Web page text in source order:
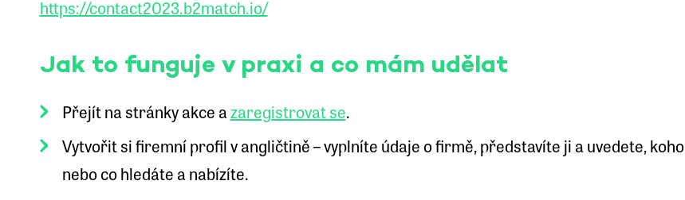
https://contact2023.b2match.io/
Jak to funguje v praxi a co mám udělat
Přejít na stránky akce azaregistrovat se.
Vytvořit si firemní profil v angličtině – vyplníte údaje o firmě, představíte ji a uvedete, koho
nebo co hledáte a nabízíte.